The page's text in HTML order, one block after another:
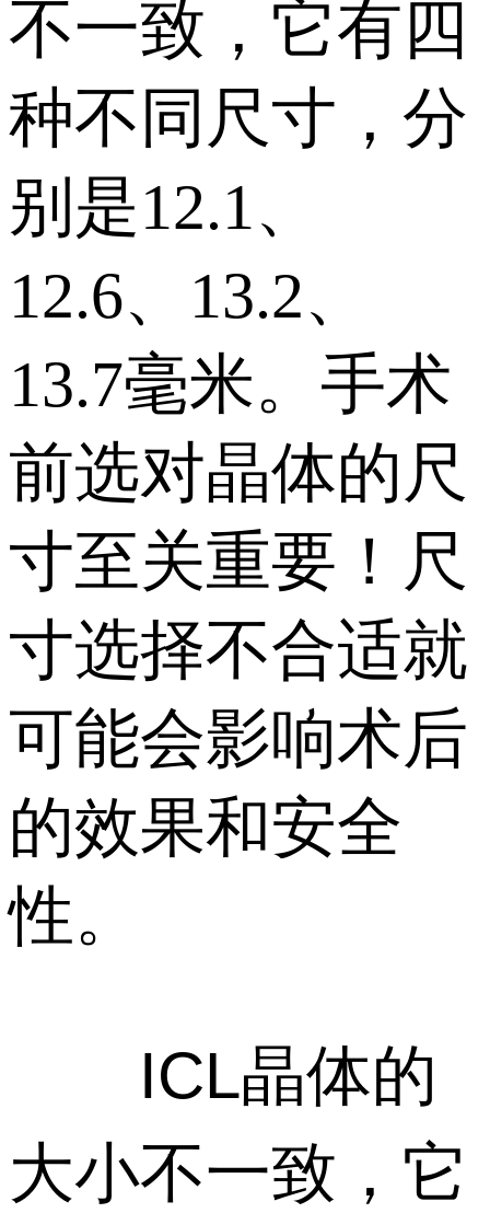
不一致，它有四
种不同尺寸，分
别是12.1、
12.6、13.2、
13.7毫米。手术
前选对晶体的尺
寸至关重要！尺
寸选择不合适就
可能会影响术后
的效果和安全
性。
ICL晶体的
大小不一致，它